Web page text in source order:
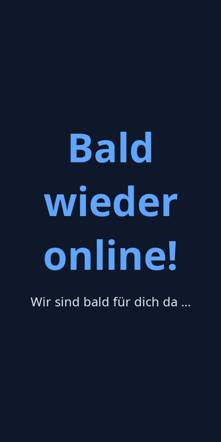
Bald
wieder
online!
Wir sind bald für dich da …